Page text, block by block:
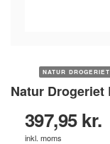
NATUR DROGERIET
Natur Drogeriet
397,95 kr.
inkl. moms